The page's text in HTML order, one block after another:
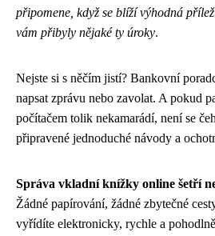
připomene, když se blíží výhodná
vám přibyly nějaké ty úroky.
Nejste si s něčím jistí? Bankovní
napsat zprávu nebo zavolat. A pokud
počítačem tolik nekamarádí, není se
připravené jednoduché návody a
Správa vkladní knížky online šetří
Žádné papírování, žádné zbytečné
vyřídíte elektronicky, rychle a